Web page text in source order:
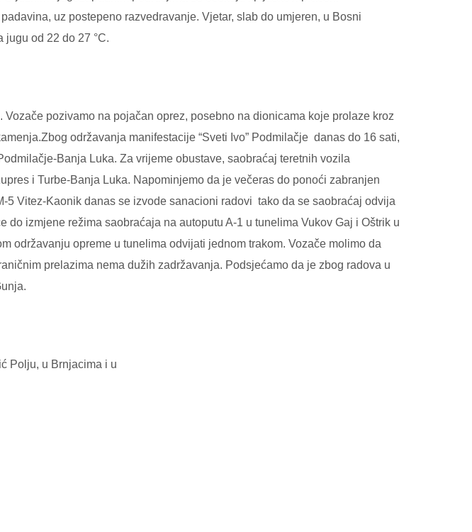
uz postepeno razvedravanje. Vjetar, slab do umjeren, u Bosni
od 22 do 27 °C.
pozivamo na pojačan oprez, posebno na dionicama koje prolaze kroz
održavanja manifestacije “Sveti Ivo” Podmilačje danas do 16 sati,
Banja Luka. Za vrijeme obustave, saobraćaj teretnih vozila
i Turbe-Banja Luka. Napominjemo da je večeras do ponoći zabranjen
Vitez-Kaonik danas se izvode sanacioni radovi tako da se saobraćaj odvija
izmjene režima saobraćaja na autoputu A-1 u tunelima Vukov Gaj i Oštrik u
održavanju opreme u tunelima odvijati jednom trakom. Vozače molimo da
prelazima nema dužih zadržavanja. Podsjećamo da je zbog radova u
Polju, u Brnjacima i u